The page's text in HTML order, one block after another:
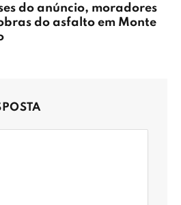
do anúncio, moradores
do asfalto em Monte